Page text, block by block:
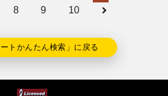
8 9 10
トかんたん検索」に戻る